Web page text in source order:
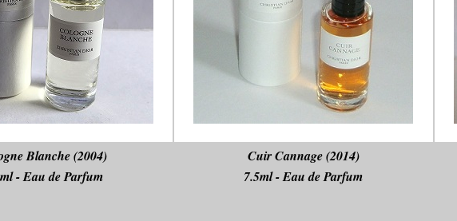
Blanche (2004)
- Eau de Parfum
Cuir Cannage (2014)
7.5ml - Eau de Parfum